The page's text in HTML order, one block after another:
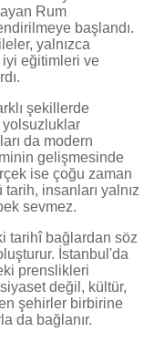
Rum
başlandı.
yalnızca
iyi eğitimleri ve
şekillerde
yolsuzluklar
da modern
gelişmesinde
ise çoğu zaman
insanları yalnız
sevmez.
tarihî bağlardan söz
İstanbul'da
prenslikleri
değil, kültür,
şehirler birbirine
da bağlanır.